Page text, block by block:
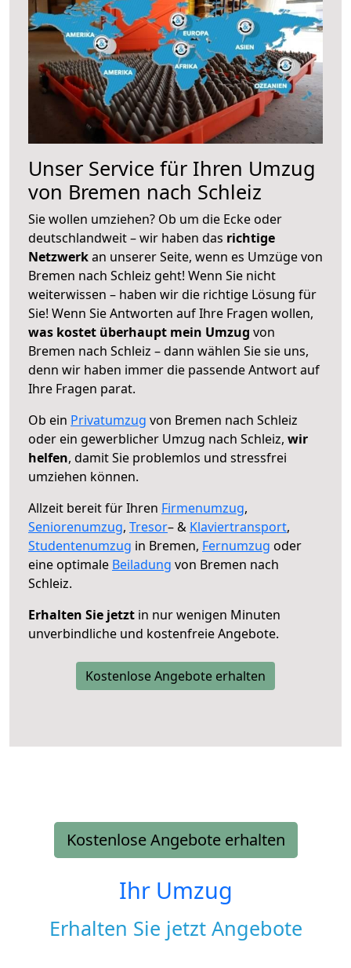
Unser Service für Ihren Umzug
von Bremen nach Schleiz
Sie wollen umziehen? Ob um die Ecke oder
deutschlandweit – wir haben das richtige
Netzwerkan unserer Seite, wenn es Umzüge von
Bremen nach Schleiz geht! Wenn Sie nicht
weiterwissen – haben wir die richtige Lösung für
Sie! Wenn Sie Antworten auf Ihre Fragen wollen,
was kostet überhaupt mein Umzug von
Bremen nach Schleiz – dann wählen Sie sie uns,
denn wir haben immer die passende Antwort auf
Ihre Fragen parat.
Ob ein Privatumzug von Bremen nach Schleiz
oder ein gewerblicher Umzug nach Schleiz, wir
helfen, damit Sie problemlos und stressfrei
umziehen können.
Allzeit bereit für Ihren Firmenumzug,
Seniorenumzug, Tresor– & Klaviertransport,
Studentenumzug in Bremen, Fernumzug oder
eine optimale Beiladung von Bremen nach
Schleiz.
Erhalten Sie jetzt in nur wenigen Minuten
unverbindliche und kostenfreie Angebote.
Kostenlose Angebote erhalten
Kostenlose Angebote erhalten
Ihr Umzug
Erhalten Sie jetzt Angebote